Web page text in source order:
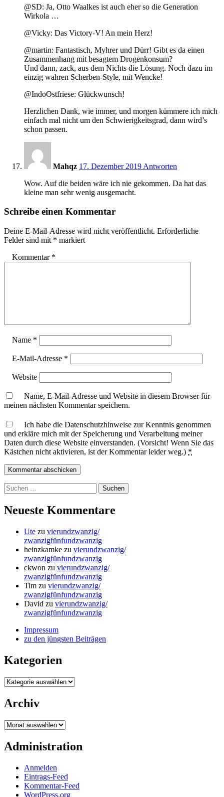
@SD: Ja, Otto Waalkes ist auch eher so die Generation
Wirkola …
@Vicky: Das Victory-V! An mein Herz!
@martin: Fantastisch, Myhrer und Dürr! Gibt es da einen
Zusammenhang mit besagtem Drogenkonsum?
Und dann, zack, aus dem Nichts die Lösung. Noch dazu im
einzig wahren Scherben-Style, mit Wencke!
@IndoOstfriese: Glückwunsch!
Herzlichen Dank, wie immer, und morgen kümmere ich mich
einfach mal nicht um den Schwierigkeitsgrad, dann wird’s
schon passen.
Mahqz 17. Dezember 2019 Antworten
Wow. Auf die beiden wäre ich nie gekommen. Da hat das
kleine man sehr wenig ausgemacht.
Schreibe einen Kommentar
Deine E-Mail-Adresse wird nicht veröffentlicht. Erforderliche
Felder sind mit * markiert
Kommentar *
Name *
E-Mail-Adresse *
Website
Name, E-Mail-Adresse und Website in diesem Browser für
meinen nächsten Kommentar speichern.
Ich habe die Datenschutzhinweise zur Kenntnis genommen
und erkläre mich mit der Speicherung und Verarbeitung meiner
Daten durch diese Website einverstanden. (Vorsicht! Wenn Sie das
Kästchen nicht aktivieren, ist der Kommentar leider weg.) *
Suchen
nach:
Neueste Kommentare
Ute zu vierundzwanzig/
zwanzigfünfundzwanzig
heinzkamke zu vierundzwanzig/
zwanzigfünfundzwanzig
ckwon zu vierundzwanzig/
zwanzigfünfundzwanzig
Tim zu vierundzwanzig/
zwanzigfünfundzwanzig
David zu vierundzwanzig/
zwanzigfünfundzwanzig
Impressum
zu den jüngsten Beiträgen
Kategorien
Kategorien
Archiv
Archiv
Administration
Anmelden
Eintrags-Feed
Kommentar-Feed
WordPress.org